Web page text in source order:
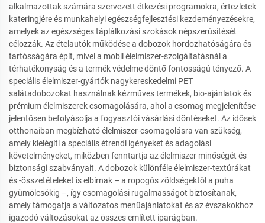
alkalmazottak számára szervezett étkezési programokra, értezletek
kateringjére és munkahelyi egészségfejlesztési kezdeményezésekre,
amelyek az egészséges táplálkozási szokások népszerűsítését
célozzák. Az ételautók működése a dobozok hordozhatóságára és
tartósságára épít, mivel a mobil élelmiszer-szolgáltatásnál a
térhatékonyság és a termék védelme döntő fontosságú tényező. A
speciális élelmiszer-gyártók nagykereskedelmi PET
salátadobozokat használnak kézműves termékek, bio-ajánlatok és
prémium élelmiszerek csomagolására, ahol a csomag megjelenítése
jelentősen befolyásolja a fogyasztói vásárlási döntéseket. Az idősek
otthonaiban megbízható élelmiszer-csomagolásra van szükség,
amely kielégíti a speciális étrendi igényeket és adagolási
követelményeket, miközben fenntartja az élelmiszer minőségét és
biztonsági szabványait. A dobozok különféle élelmiszer-textúrákat
és -összetételeket is elbírnak – a ropogós zöldségektől a puha
gyümölcsökig –, így csomagolási rugalmasságot biztosítanak,
amely támogatja a változatos menüajánlatokat és az évszakokhoz
igazodó változásokat az összes említett iparágban.